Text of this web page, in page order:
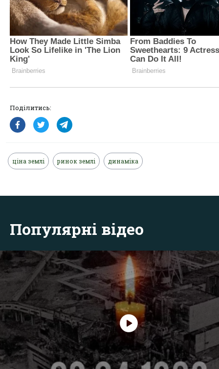
Поділитись:
ціна землі ринок землі динаміка
Популярні відео